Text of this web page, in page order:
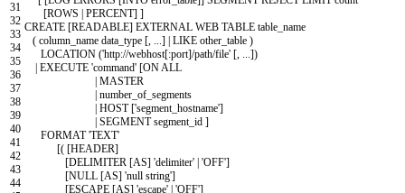
31
32
33
34
35
36
37
38
39
40
41
42
43
44
[ROWS | PERCENT] ]
CREATE [READABLE] EXTERNAL WEB TABLE table_name
( column_name data type [ ] | LIKE other table )
LOCATION ('http://webhost[:port]/path/file' [ ])
| EXECUTE 'command' [ON ALL
| MASTER
| number_of_segments
| HOST ['segment_hostname']
| SEGMENTsegment id ]
FORMAT 'TEXT'
[( [HEADER]
[DELIMITER [AS] 'delimiter' | 'OFF']
[NULL [AS] 'null string']
[ESCAPE [AS] 'escape' | 'OFF']